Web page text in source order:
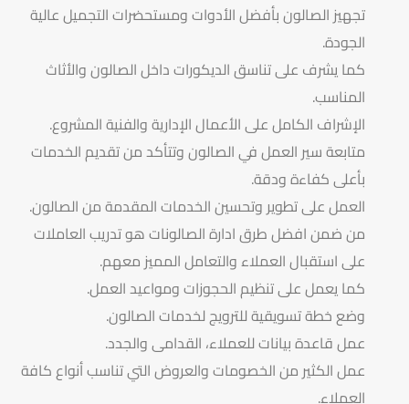
تجهيز الصالون بأفضل الأدوات ومستحضرات التجميل عالية
الجودة.
كما يشرف على تناسق الديكورات داخل الصالون والأثاث
المناسب.
الإشراف الكامل على الأعمال الإدارية والفنية المشروع.
متابعة سير العمل في الصالون وتتأكد من تقديم الخدمات
بأعلى كفاءة ودقة.
العمل على تطوير وتحسين الخدمات المقدمة من الصالون.
من ضمن افضل طرق ادارة الصالونات هو تدريب العاملات
على استقبال العملاء والتعامل المميز معهم.
كما يعمل على تنظيم الحجوزات ومواعيد العمل.
وضع خطة تسويقية للترويج لخدمات الصالون.
عمل قاعدة بيانات للعملاء، القدامى والجدد.
عمل الكثير من الخصومات والعروض التي تناسب أنواع كافة
العملاء.